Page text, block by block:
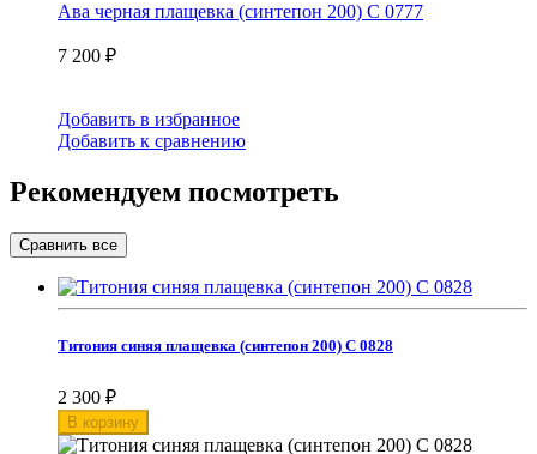
Ава черная плащевка (синтепон 200) С 0777
7 200 ₽
Добавить в избранное
Добавить к сравнению
Рекомендуем посмотреть
Титония синяя плащевка (синтепон 200) С 0828
2 300 ₽
В корзину